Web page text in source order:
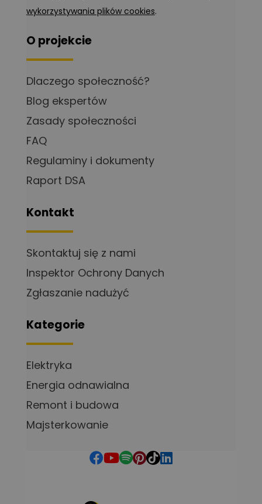
wykorzystywania plików cookies.
O projekcie
Dlaczego społeczność?
Blog ekspertów
Zasady społeczności
FAQ
Regulaminy i dokumenty
Raport DSA
Kontakt
Skontaktuj się z nami
Inspektor Ochrony Danych
Zgłaszanie nadużyć
Kategorie
Elektryka
Energia odnawialna
Remont i budowa
Majsterkowanie